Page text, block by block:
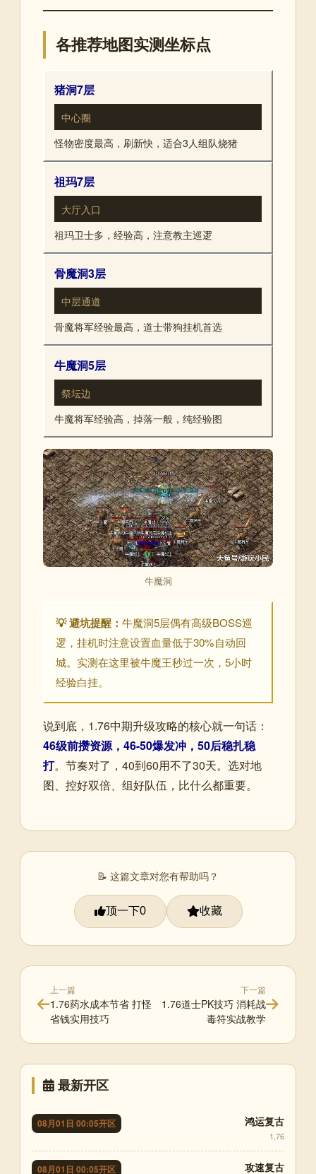
各推荐地图实测坐标点
猪洞7层
中心圈
怪物密度最高，刷新快，适合3人组队烧猪
祖玛7层
大厅入口
祖玛卫士多，经验高，注意教主巡逻
骨魔洞3层
中层通道
骨魔将军经验最高，道士带狗挂机首选
牛魔洞5层
祭坛边
牛魔将军经验高，掉落一般，纯经验图
牛魔洞
💡 避坑提醒： 牛魔洞5层偶有高级BOSS巡
逻，挂机时注意设置血量低于30%自动回
城。实测在这里被牛魔王秒过一次，5小时
经验白挂。
说到底，1.76中期升级攻略的核心就一句话：
46级前攒资源，46-50爆发冲，50后稳扎稳
打。节奏对了，40到60用不了30天。选对地
图、控好双倍、组好队伍，比什么都重要。
📝 这篇文章对您有帮助吗？
顶一下0 收藏
上一篇
1.76药水成本节省 打怪
省钱实用技巧
下一篇
1.76道士PK技巧 消耗战
毒符实战教学
最新开区
08月01日 00:05开区 鸿运复古
1.76
08月01日 00:05开区 攻速复古